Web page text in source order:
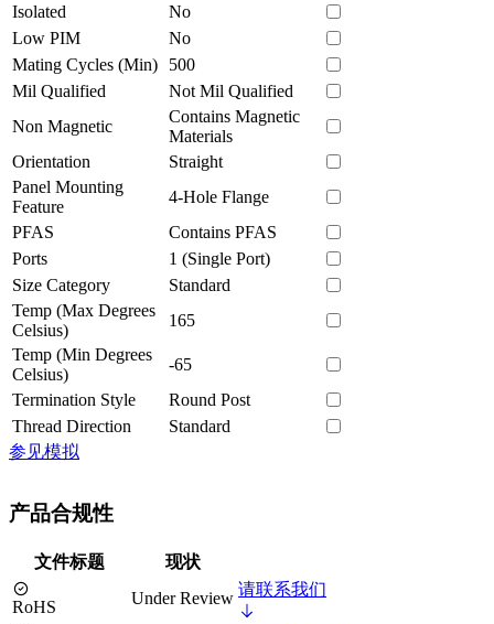
Isolated
No
Low PIM
No
Mating Cycles (Min)
500
Mil Qualified
Not Mil Qualified
Non Magnetic
Contains Magnetic
Materials
Orientation
Straight
Panel Mounting
Feature
4-Hole Flange
PFAS
Contains PFAS
Ports
1 (Single Port)
Size Category
Standard
Temp (Max Degrees
Celsius)
165
Temp (Min Degrees
Celsius)
-65
Termination Style
Round Post
Thread Direction
Standard
参见模拟
产品合规性
文件标题 现状
RoHS Under Review 请联系我们